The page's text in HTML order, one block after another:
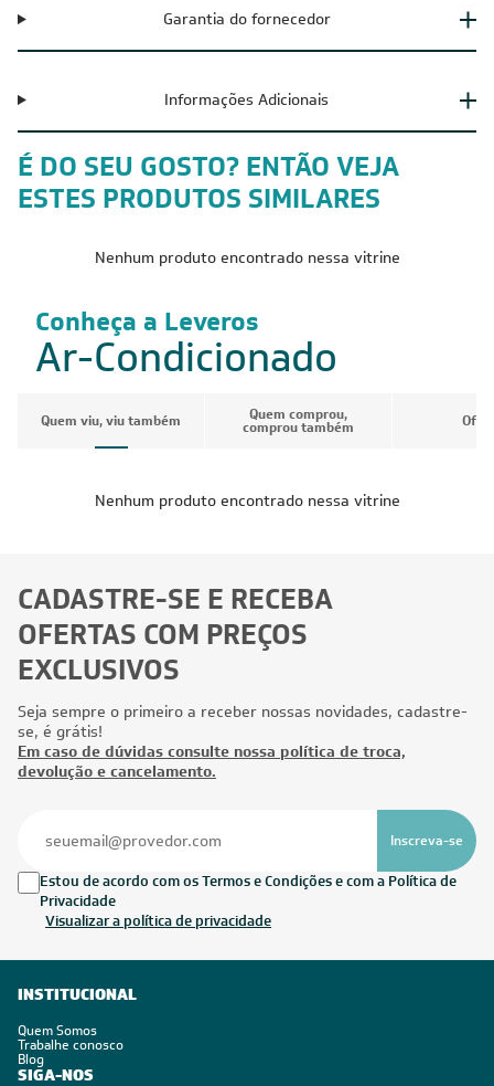
Garantia do fornecedor
Informações Adicionais
É DO SEU GOSTO? ENTÃO VEJA
ESTES PRODUTOS SIMILARES
Nenhum produto encontrado nessa vitrine
Conheça a Leveros
Ar-Condicionado
Quem viu, viu também Quem comprou,
comprou também
Nenhum produto encontrado nessa vitrine
CADASTRE-SE E RECEBA
OFERTAS COM PREÇOS
EXCLUSIVOS
Seja sempre o primeiro a receber nossas novidades, cadastre-
se, é grátis!
Em caso de dúvidas consulte nossa política de troca,
devolução e cancelamento.
Inscreva-se
Estou de acordo com os Termos e Condições e com a Política de
Privacidade
Visualizar a política de privacidade
INSTITUCIONAL
Quem Somos
Trabalhe conosco
Blog
SIGA-NOS